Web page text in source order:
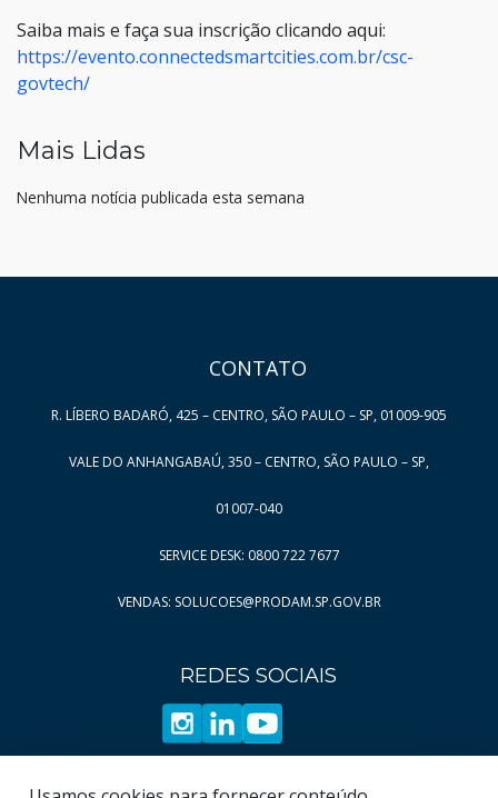
Saiba mais e faça sua inscrição clicando aqui:
https://evento.connectedsmartcities.com.br/csc-
govtech/
Mais Lidas
Nenhuma notícia publicada esta semana
CONTATO
R. LÍBERO BADARÓ, 425 – CENTRO, SÃO PAULO – SP, 01009-905
VALE DO ANHANGABAÚ, 350 – CENTRO, SÃO PAULO – SP,
01007-040
SERVICE DESK: 0800 722 7677
VENDAS: SOLUCOES@PRODAM.SP.GOV.BR
REDES SOCIAIS